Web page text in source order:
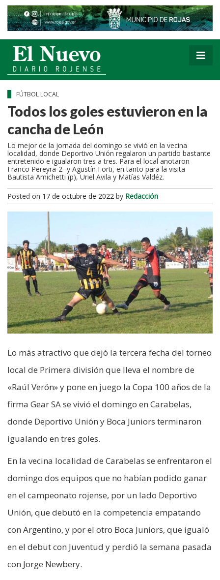
FÚTBOL LOCAL
Todos los goles estuvieron en la
cancha de León
Lo mejor de la jornada del domingo se vivió en la vecina
localidad, donde Deportivo Unión regalaron un partido bastante
entretenido e igualaron tres a tres. Para el local anotaron
Franco Pereyra-2- y Agustín Forti, en tanto para la visita
Bautista Amichetti (p), Uriel Avila y Matías Valdéz.
Posted on 17 de octubre de 2022 by Redacción
Lo más atractivo que dejó la tercera fecha del torneo
local de Primera división que lleva el nombre de
«Raúl Verón» y pone en juego la Copa 100 años de la
firma Gear SA se vivió el domingo en Carabelas,
donde Deportivo Unión y Boca Juniors terminaron
igualando en tres goles.
En la vecina localidad de Carabelas se enfrentaron el
domingo dos equipos que no habían podido ganar
en el campeonato rojense, por un lado Deportivo
Unión, que debutó en la competencia empatando
con Argentino, y por el otro Boca Juniors, que igualó
en el debut con Juventud y perdió la semana pasada
con Jorge Newbery.